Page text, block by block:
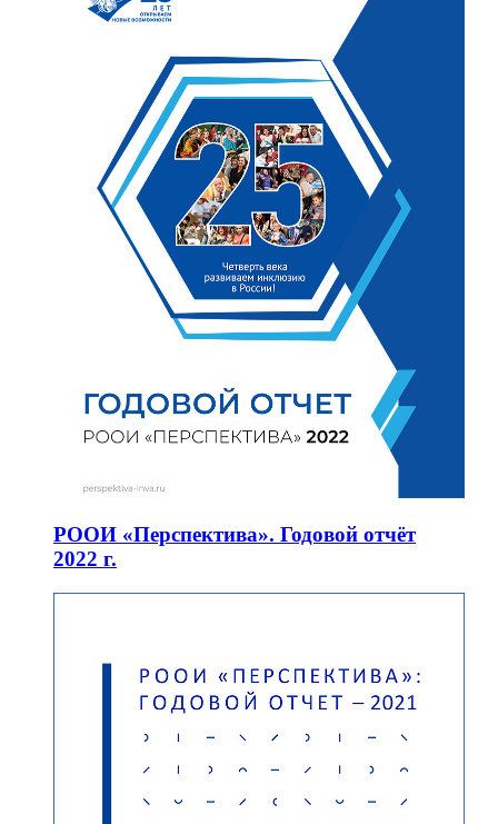
РООИ «Перспектива». Годовой отчёт
2022 г.